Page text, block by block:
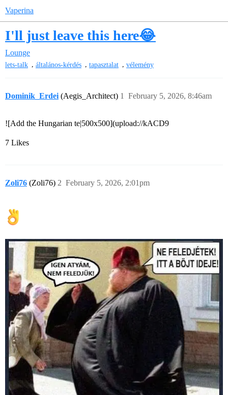
Vaperina
I'll just leave this here😂
Lounge
lets-talk , általános-kérdés , tapasztalat , vélemény
Dominik_Erdei (Aegis_Architect) February 5, 2026, 8:46am
1
![Add the Hungarian te|500x500](upload://kACD9
7 Likes
Zoli76 (Zoli76) February 5, 2026, 2:01pm
2